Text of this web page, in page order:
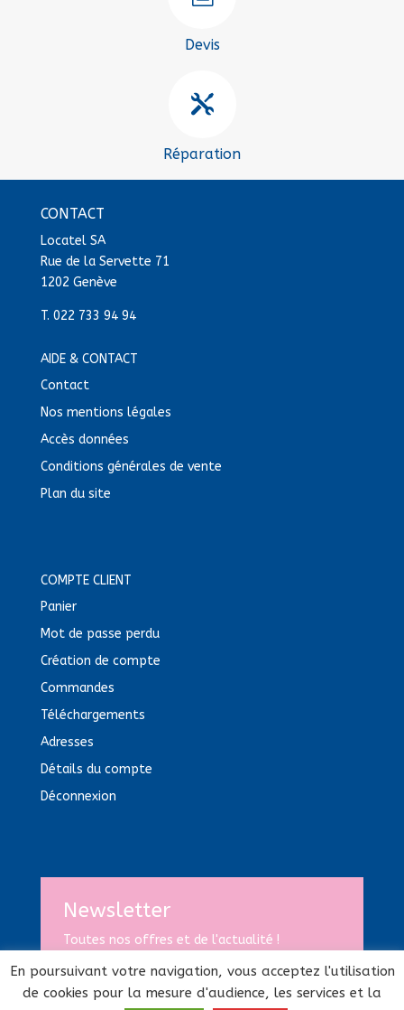
Devis

Réparation
CONTACT
Locatel SA
Rue de la Servette 71
1202 Genève
T. 022 733 94 94
AIDE & CONTACT
Contact
Nos mentions légales
Accès données
Conditions générales de vente
Plan du site
COMPTE CLIENT
Panier
Mot de passe perdu
Création de compte
Commandes
Téléchargements
Adresses
Détails du compte
Déconnexion
Newsletter
Toutes nos offres et de l'actualité !
En poursuivant votre navigation, vous acceptez l'utilisation
de cookies pour la mesure d'audience, les services et la